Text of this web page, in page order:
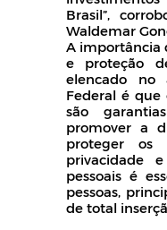
Brasil”,
Waldemar
A importância
e proteção
elencado no
Federal é que
são
promover a
proteger os
privacidade
pessoais é
pessoas,
de total